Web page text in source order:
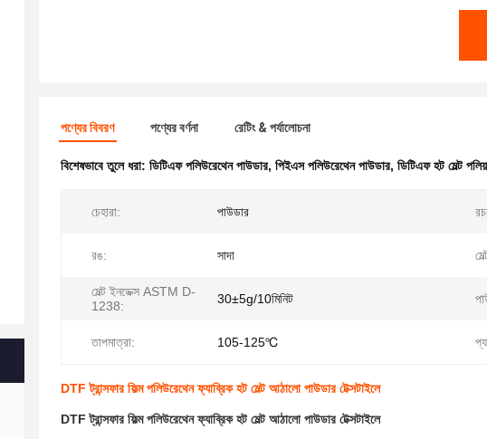
পণ্যের বিবরণ পণ্যের বর্ণনা রেটিং & পর্যালোচনা
বিশেষভাবে তুলে ধরা: ডিটিএফ পলিউরেথেন পাউডার, পিইএস পলিউরেথেন পাউডার, ডিটিএফ হট মেল্ট
চেহারা: পাউডার
রঙ: সাদা
মেল্ট ইনডেক্স ASTM D-
1238:
30±5g/10মিনিট
তাপমাত্রা: 105-125℃
DTF ট্রান্সফার ফিল্ম পলিউরেথেন ফ্যাব্রিক হট মেল্ট আঠালো পাউডার টেক্সটাইলে
DTF ট্রান্সফার ফিল্ম পলিউরেথেন ফ্যাব্রিক হট মেল্ট আঠালো পাউডার টেক্সটাইলে